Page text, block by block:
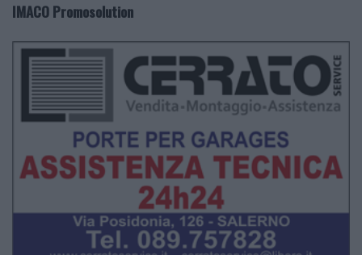
IMACO Promosolution